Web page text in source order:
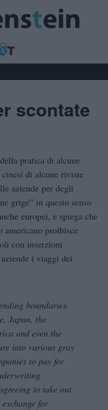
scontate
della pratica di alcune
di alcune riviste
aziende per degli
grige” in questo senso
europei, e spiega che
americano proibisce
con inserzioni
i viaggi dei
boundaries.
Japan, the
and even the
into various gray
to pay for
to take out
for